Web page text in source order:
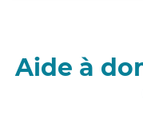
Aide à